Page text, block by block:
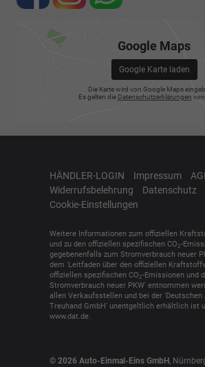
Google Maps
Google Karte laden
Die Karte wird von Google Maps
Es gelten die Datenschutzerklärungen von
HÄNDLER-LOGIN Impressum
Widerrufsbelehrung
Datenschutz
Cookie-Einstellungen
Weitere Informationen zum offiziellen
und zu den offiziellen spezifischen CO2-
gegebenenfalls zum Stromverbrauch neuer
dem 'Leitfaden über den offiziellen
offiziellen spezifischen CO2-Emissionen und
Stromverbrauch neuer PKW' entnommen
allen Verkaufsstellen und bei der 'Deutschen
Treuhand GmbH' unentgeltlich erhältlich ist
www.dat.de.
© 2026 Auto-Einmal-Eins GmbH